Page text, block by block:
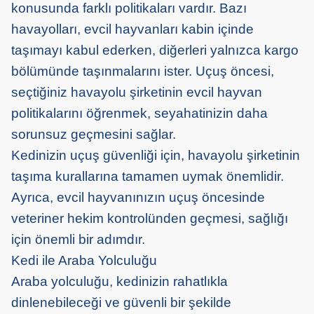
konusunda farklı politikaları vardır. Bazı
havayolları, evcil hayvanları kabin içinde
taşımayı kabul ederken, diğerleri yalnızca kargo
bölümünde taşınmalarını ister. Uçuş öncesi,
seçtiğiniz havayolu şirketinin evcil hayvan
politikalarını öğrenmek, seyahatinizin daha
sorunsuz geçmesini sağlar.
Kedinizin uçuş güvenliği için, havayolu şirketinin
taşıma kurallarına tamamen uymak önemlidir.
Ayrıca, evcil hayvanınızın uçuş öncesinde
veteriner hekim kontrolünden geçmesi, sağlığı
için önemli bir adımdır.
Kedi ile Araba Yolculuğu
Araba yolculuğu, kedinizin rahatlıkla
dinlenebileceği ve güvenli bir şekilde